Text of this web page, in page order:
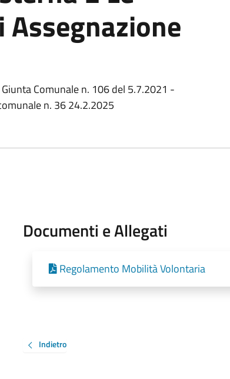
Assegnazione
Comunale n. 106 del 5.7.2021 -
n. 36 24.2.2025
Documenti e Allegati
Regolamento Mobilità Volontaria
Indietro